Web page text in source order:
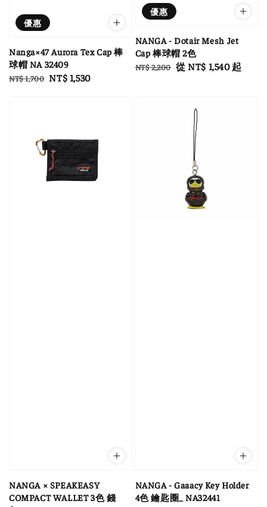
優惠
Nanga×47 Aurora Tex Cap 棒
球帽 NA 32409
Regular
NT$ 1,700 Sale
NT$ 1,530
優惠
NANGA - Dotair Mesh Jet
Cap 棒球帽 2色
Regular
NT$ 2,200 Sale
從 NT$ 1,540起
NANGA × SPEAKEASY
COMPACT WALLET 3色 錢
NANGA - Gaaacy Key Holder
4色 鑰匙圈_ NA32441